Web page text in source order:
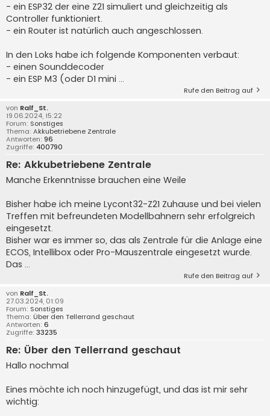
- ein ESP32 der eine Z21 simuliert und gleichzeitig als
Controller funktioniert.
- ein Router ist natürlich auch angeschlossen.
In den Loks habe ich folgende Komponenten verbaut:
- einen Sounddecoder
- ein ESP M3 (oder D1 mini ...
Rufe den Beitrag auf
von Ralf_St.
19.06.2024, 15:22
Forum: Sonstiges
Thema: Akkubetriebene Zentrale
Antworten: 96
Zugriffe: 400790
Re: Akkubetriebene Zentrale
Manche Erkenntnisse brauchen eine Weile
Bisher habe ich meine Lycont32-Z21 Zuhause und bei vielen
Treffen mit befreundeten Modellbahnern sehr erfolgreich
eingesetzt.
Bisher war es immer so, das als Zentrale für die Anlage eine
ECOS, Intellibox oder Pro-Mauszentrale eingesetzt wurde.
Das ...
Rufe den Beitrag auf
von Ralf_St.
27.03.2024, 01:09
Forum: Sonstiges
Thema: Über den Tellerrand geschaut
Antworten: 6
Zugriffe: 33235
Re: Über den Tellerrand geschaut
Hallo nochmal
Eines möchte ich noch hinzugefügt, und das ist mir sehr
wichtig: